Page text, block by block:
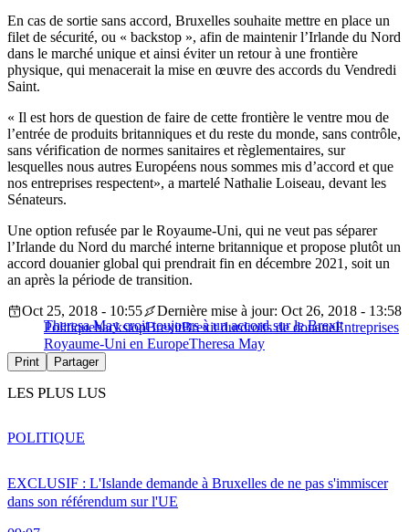
En cas de sortie sans accord, Bruxelles souhaite mettre en place un
filet de sécurité, ou « backstop », afin de maintenir l’Irlande du Nord
dans le marché unique et ainsi éviter un retour à une frontière
physique, qui menacerait la mise en œuvre des accords du Vendredi
Saint.
« Il est hors de question de faire de cette frontière le ventre mou de
l’entrée de produits britanniques et du reste du monde, sans contrôle,
sans vérification de normes sanitaires et règlementaires, sur
lesquelles nous autres Européens nous sommes mis d’accord et que
nos entreprises respectent», a martelé Nathalie Loiseau, devant les
Sénateurs.
Une option refusée par le Royaume-Uni, qui ne veut pas séparer
l’Irlande du Nord du marché interne britannique et propose plutôt un
accord douanier global qui prendrait fin en décembre 2021, soit un
an après la période de transition.
Theresa May croit toujours à un accord sur le Brexit
Oct 25, 2018 - 10:55
Dernière mise à jour: Oct 26, 2018 - 13:58
PolitiquebackstopBrexitBrexit durdroits de douaneEntreprises
Royaume-Uni en EuropeTheresa May
Print Partager
LES PLUS LUS
EXCLUSIF : L'Islande demande à Bruxelles de ne pas s'immiscer
dans son référendum sur l'UE
POLITIQUE